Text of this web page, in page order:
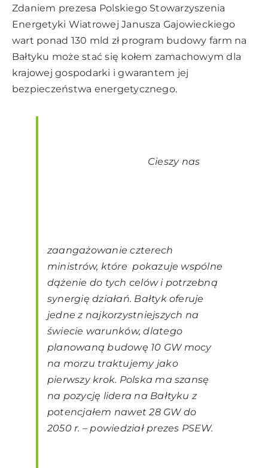
Zdaniem prezesa Polskiego Stowarzyszenia
Energetyki Wiatrowej Janusza Gajowieckiego
wart ponad 130 mld zł program budowy farm na
Bałtyku może stać się kołem zamachowym dla
krajowej gospodarki i gwarantem jej
bezpieczeństwa energetycznego.
Cieszy nas
zaangażowanie czterech
ministrów, które pokazuje wspólne
dążenie do tych celów i potrzebną
synergię działań. Bałtyk oferuje
jedne z najkorzystniejszych na
świecie warunków, dlatego
planowaną budowę 10 GW mocy
na morzu traktujemy jako
pierwszy krok. Polska ma szansę
na pozycję lidera na Bałtyku z
potencjałem nawet 28 GW do
2050 r. – powiedział prezes PSEW.